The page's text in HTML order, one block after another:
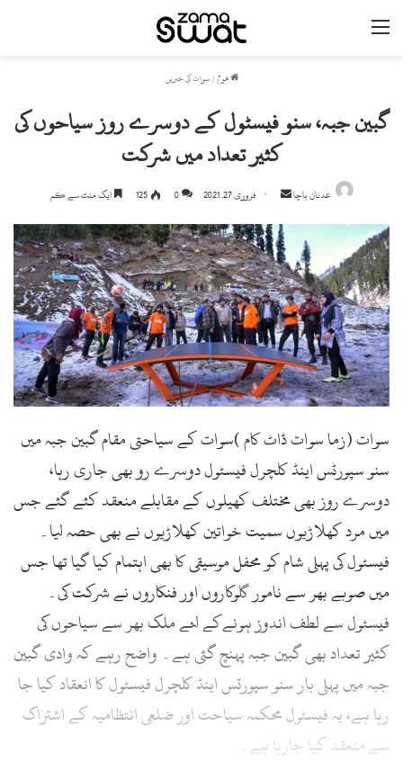
مینو
ھوم / سوات کی خبریں
گبین جبہ، سنو فیسٹول کے دوسرے روز سیاحوں کی
کثیر تعداد میں شرکت
عدنان باچا
Send
email
فروری 27, 2021 0
125 ایک منٹ سے کم
سوات (زما سوات ڈاٹ کام )سوات کے سیاحتی مقام گبین جبہ میں
سنو سپورٹس اینڈ کلچرل فیسٹول دوسرے رو بھی جاری رہا،
دوسرے روز بھی مختلف کھیلوں کے مقابلے منعقد کئے گئے جس
میں مرد کھلاڑیوں سمیت خواتین کھلاڑیوں نے بھی حصہ لیا۔
فیسٹول کی پہلی شام کو محفل موسیقی کا بھی اہتمام کیا گیا تھا جس
میں صوبے بھر سے نامور گلوکاروں اور فنکاروں نے شرکت کی۔
فیسٹول سے لطف اندوز ہونےکے لئے ملک بھر سے سیاحوں کی
کثیر تعداد بھی گبین جبہ پہنچ گئی ہے۔ واضح رہے کہ وادی گبین
جبہ میں پہلی بار سنو سپورتس اینڈ کلچرل فیسٹول کا انعقاد کیا جا
رہا ہے، یہ فیسٹول محکمہ سیاحت اور ضلعی انتظامیہ کے اشتراک
سے منعقد کیا جارہا ہے۔